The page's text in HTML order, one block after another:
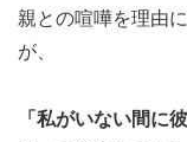
親との喧嘩を理由
が、
「私がいない間に